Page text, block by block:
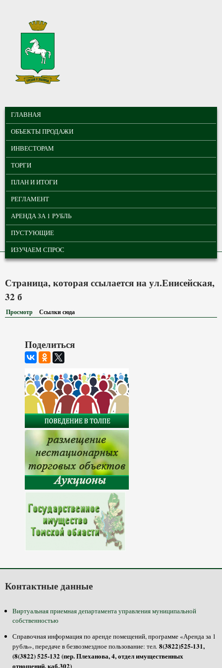
МУНИЦИПАЛЬНЫЕ
ТОРГИ ГОРОДА
ТОМСКА
ГЛАВНОЕ МЕНЮ
ГЛАВНАЯ
ОБЪЕКТЫ ПРОДАЖИ
ИНВЕСТОРАМ
ТОРГИ
ПЛАН И ИТОГИ
РЕГЛАМЕНТ
АРЕНДА ЗА 1 РУБЛЬ
ПУСТУЮЩИЕ
ИЗУЧАЕМ СПРОС
Страница, которая ссылается на ул.Енисейская,
32 б
Просмотр Ссылки сюда
Поделиться
Контактные данные
Виртуальная приемная департамента управления муниципальной
собственностью
Справочная информация по аренде помещений, программе «Аренда за 1
рубль», передаче в безвозмездное пользование: тел. 8(3822)525-131,
(8(3822) 525-132 (пер. Плеханова, 4, отдел имущественных
отношений, каб.302)